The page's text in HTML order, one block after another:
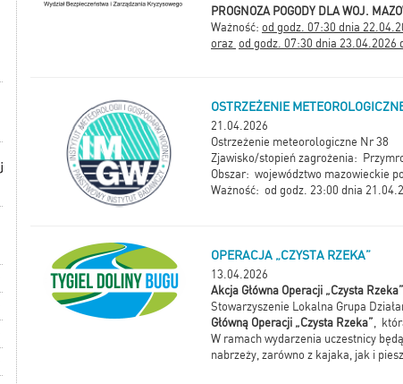
PROGNOZA POGODY DLA WOJ.
Ważność: od godz. 07:30 dnia
oraz od godz. 07:30 dnia 23.04.2026
OSTRZEŻENIE
21.04.2026
Ostrzeżenie meteorologiczne Nr 38
Zjawisko/stopień zagrożenia:
Obszar: województwo mazowieckie
Ważność: od godz. 23:00 dnia
OPERACJA „CZYSTA RZEKA”
13.04.2026
Akcja Główna Operacji „Czysta
Stowarzyszenie Lokalna Grupa
Główną Operacji „Czysta Rzeka”,
W ramach wydarzenia uczestnicy
nabrzeży, zarówno z kajaka, jak i